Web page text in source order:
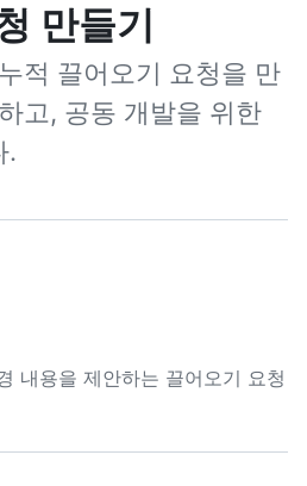
만들기
적 끌어오기 요청을 만
고, 공동 개발을 위한
.
내용을 제안하는 끌어오기 요청